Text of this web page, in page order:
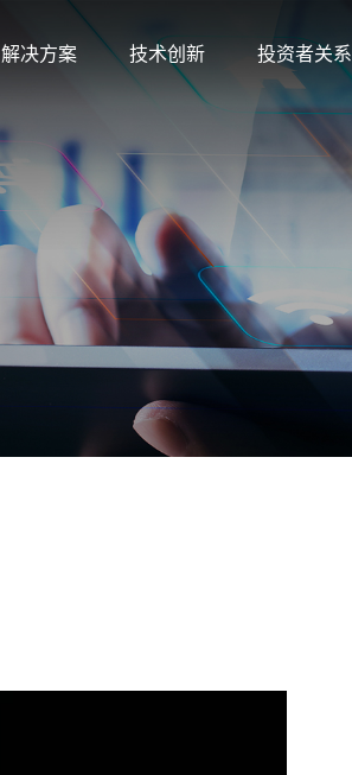
解决方案 技术创新 投资者关系